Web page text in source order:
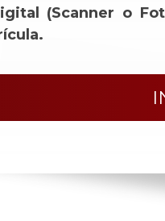
(Scanner o